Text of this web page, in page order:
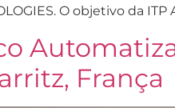
O objetivo da
França